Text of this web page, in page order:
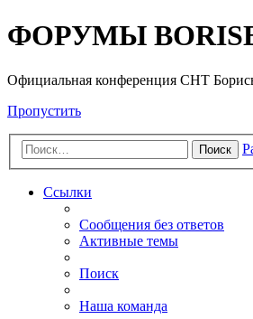
ФОРУМЫ
Официальная конференция СНТ
Пропустить
Поиск
Ссылки
Сообщения без ответов
Активные темы
Поиск
Наша команда